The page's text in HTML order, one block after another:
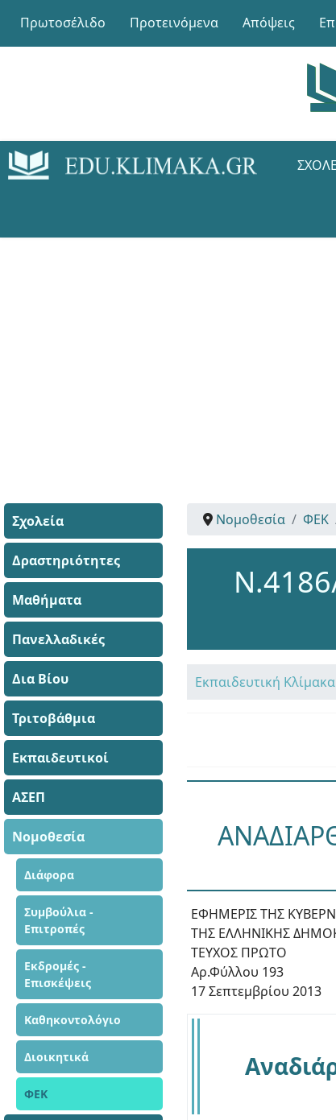
Πρωτοσέλιδο Προτεινόμενα Απόψεις
Σχολεία
Δραστηριότητες
Μαθήματα
Πανελλαδικές
Δια Βίου
Τριτοβάθμια
Εκπαιδευτικοί
ΑΣΕΠ
Νομοθεσία
Διάφορα
Συμβούλια -
Επιτροπές
Εκδρομές -
Επισκέψεις
Καθηκοντολόγιο
Διοικητικά
ΦΕΚ
Νομοθεσία ΦΕΚ
Εκπαιδευτική Κλίμακα
ΕΦΗΜΕΡΙΣ ΤΗΣ
ΤΗΣ ΕΛΛΗΝΙΚΗΣ
ΤΕΥΧΟΣ ΠΡΩΤΟ
Αρ.Φύλλου 193
17 Σεπτεμβρίου 2013